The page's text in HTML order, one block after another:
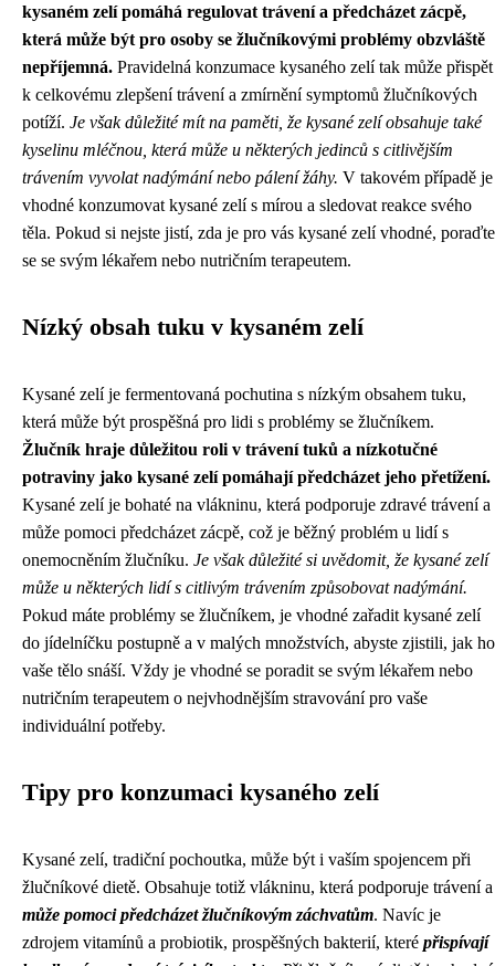
kysaném zelí pomáhá regulovat trávení a předcházet zácpě,
která může být pro osoby se žlučníkovými problémy obzvláště
nepříjemná. Pravidelná konzumace kysaného zelí tak může přispět
k celkovému zlepšení trávení a zmírnění symptomů žlučníkových
potíží. Je však důležité mít na paměti, že kysané zelí obsahuje také
kyselinu mléčnou, která může u některých jedinců s citlivějším
trávením vyvolat nadýmání nebo pálení žáhy. V takovém případě je
vhodné konzumovat kysané zelí s mírou a sledovat reakce svého
těla. Pokud si nejste jistí, zda je pro vás kysané zelí vhodné, poraďte
se se svým lékařem nebo nutričním terapeutem.
Nízký obsah tuku v kysaném zelí
Kysané zelí je fermentovaná pochutina s nízkým obsahem tuku,
která může být prospěšná pro lidi s problémy se žlučníkem.
Žlučník hraje důležitou roli v trávení tuků a nízkotučné
potraviny jako kysané zelí pomáhají předcházet jeho přetížení.
Kysané zelí je bohaté na vlákninu, která podporuje zdravé trávení a
může pomoci předcházet zácpě, což je běžný problém u lidí s
onemocněním žlučníku. Je však důležité si uvědomit, že kysané zelí
může u některých lidí s citlivým trávením způsobovat nadýmání.
Pokud máte problémy se žlučníkem, je vhodné zařadit kysané zelí
do jídelníčku postupně a v malých množstvích, abyste zjistili, jak ho
vaše tělo snáší. Vždy je vhodné se poradit se svým lékařem nebo
nutričním terapeutem o nejvhodnějším stravování pro vaše
individuální potřeby.
Tipy pro konzumaci kysaného zelí
Kysané zelí, tradiční pochoutka, může být i vaším spojencem při
žlučníkové dietě. Obsahuje totiž vlákninu, která podporuje trávení a
může pomoci předcházet žlučníkovým záchvatům. Navíc je
zdrojem vitamínů a probiotik, prospěšných bakterií, které přispívají